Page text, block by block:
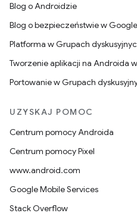
Blog o Androidzie
Blog o bezpieczeństwie w Google
Platforma w Grupach
Tworzenie aplikacji na Androida
Portowanie w Grupach
UZYSKAJ POMOC
Centrum pomocy Androida
Centrum pomocy Pixel
www.android.com
Google Mobile Services
Stack Overflow